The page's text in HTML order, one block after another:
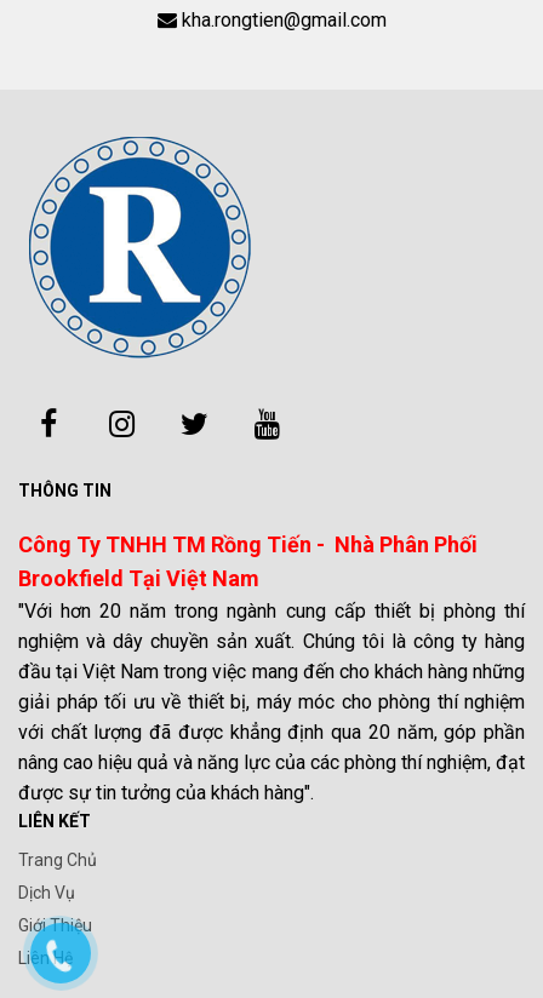
kha.rongtien@gmail.com
THÔNG TIN
Công Ty TNHH TM Rồng Tiến - Nhà Phân Phối
Brookfield Tại Việt Nam
"Với hơn 20 năm trong ngành cung cấp thiết bị phòng thí
nghiệm và dây chuyền sản xuất. Chúng tôi là công ty hàng
đầu tại Việt Nam trong việc mang đến cho khách hàng những
giải pháp tối ưu về thiết bị, máy móc cho phòng thí nghiệm
với chất lượng đã được khẳng định qua 20 năm, góp phần
nâng cao hiệu quả và năng lực của các phòng thí nghiệm, đạt
được sự tin tưởng của khách hàng".
LIÊN KẾT
Trang Chủ
Dịch Vụ
Giới Thiệu
Liên Hệ